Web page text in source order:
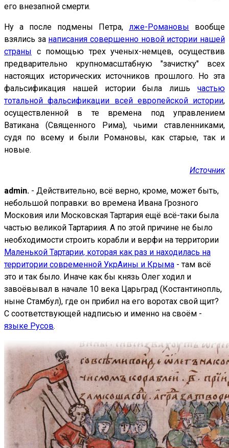
его внезапной смерти.
Ну а после подмены Петра, лже-Романовы вообще
взялись за написания совершенно новой истории нашей
страны с помощью трех ученых-немцев, осуществив
предварительно крупномасштабную "зачистку" всех
настоящих исторических источников прошлого. Но эта
фальсификация нашей истории была лишь частью
тотальной фальсификации всей европейской истории,
осуществленной в те времена под управлением
Ватикана (Священного Рима), чьими ставленниками,
судя по всему и были Романовы, как старые, так и
новые.
Источник
admin. - Действительно, всё верно, кроме, может быть,
небольшой поправки: во времена Ивана Грозного
Московия или Московская Тартария ещё всё-таки была
частью великой Тартариия. А по этой причине не было
необходимости строить корабли и верфи на территории
Маленькой Тартарии, которая как раз и находилась на
территории современной УкрАины и Крыма - там всё
это и так было. Иначе как бы князь Олег ходил и
завоёвывал в начале 10 века Царьград (Костантинопль,
ныне Стамбул), где он прибил на его воротах свой щит?
С соответствующей надписью и именно на своём -
языке Русов.